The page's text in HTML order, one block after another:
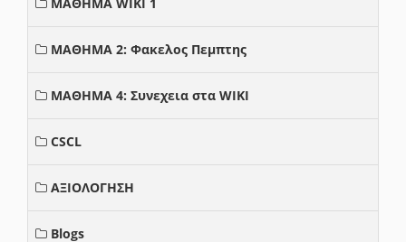
ΜΑΘΗΜΑ 2: Φακελος Πεμπτης
ΜΑΘΗΜΑ 4: Συνεχεια στα WIKI
CSCL
ΑΞΙΟΛΟΓΗΣΗ
Blogs